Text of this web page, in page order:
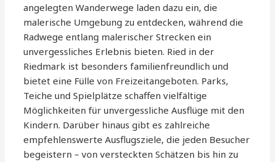
angelegten Wanderwege laden dazu ein, die
malerische Umgebung zu entdecken, während die
Radwege entlang malerischer Strecken ein
unvergessliches Erlebnis bieten. Ried in der
Riedmark ist besonders familienfreundlich und
bietet eine Fülle von Freizeitangeboten. Parks,
Teiche und Spielplätze schaffen vielfältige
Möglichkeiten für unvergessliche Ausflüge mit den
Kindern. Darüber hinaus gibt es zahlreiche
empfehlenswerte Ausflugsziele, die jeden Besucher
begeistern – von versteckten Schätzen bis hin zu